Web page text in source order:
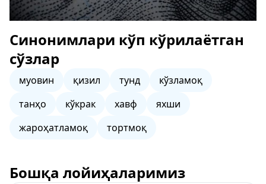
Синонимлари кўп кўрилаётган
сўзлар
муовин қизил тунд
кўзламоқ
танҳо
кўкрак хавф
яхши
жароҳатламоқ
тортмоқ
Бошқа лойиҳаларимиз